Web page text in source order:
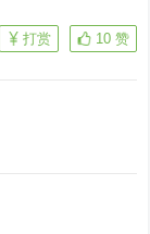
10 赞
打赏